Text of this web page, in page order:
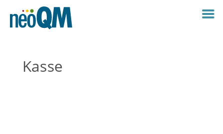
Kasse